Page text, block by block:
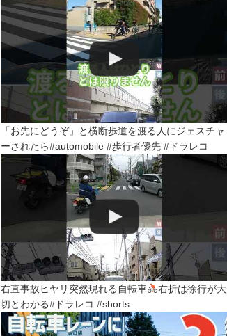
「お先にどうぞ」と横断歩道を渡る人にジェスチャ
ーされたら#automobile #歩行者優先 #ドラレコ
右直事故ヒヤリ突然現れる自転車
右折は徐行が大
切とわかる#ドラレコ #shorts